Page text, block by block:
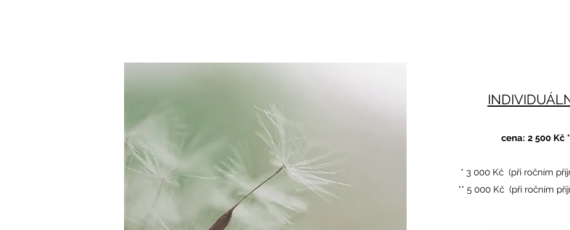
cena: 2 500 Kč
* 3 000 Kč (při ročním
** 5 000 Kč (při ročním